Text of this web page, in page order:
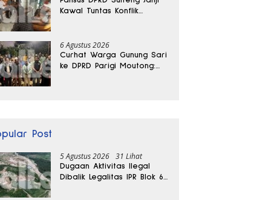
Kawal Tuntas Konflik
6 Agustus 2026
Curhat Warga Gunung Sari
ke DPRD Parigi Moutong:
Post
5 Agustus 2026 31 Lihat
Dugaan Aktivitas Ilegal
Dibalik Legalitas IPR Blok 6